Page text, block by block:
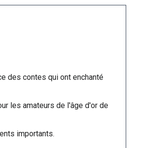
des contes qui ont enchanté
les amateurs de l'âge d'or de
importants.